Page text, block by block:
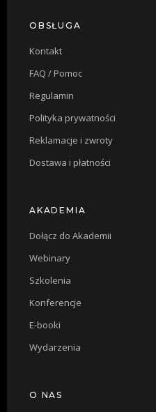
OBSŁUGA
Kontakt
FAQ / Pomoc
Regulamin
Polityka prywatności
Reklamacje i zwroty
Dostawa i płatności
AKADEMIA
Dołącz do Akademii
Webinary
Szkolenia
Konferencje
E-booki
Wydarzenia
O NAS